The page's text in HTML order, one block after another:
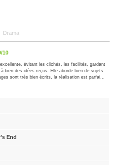
Drama
10
évitant les clichés, les facilités, gardant
bien des idées reçus. Elle aborde bien de sujets
sont très bien écrits, la réalisation est parfai...
End